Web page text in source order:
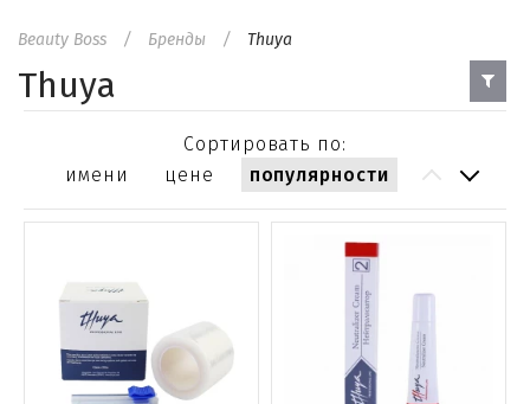
Beauty Boss Бренды Thuya
Thuya
Сортировать по:
имени
цене популярности